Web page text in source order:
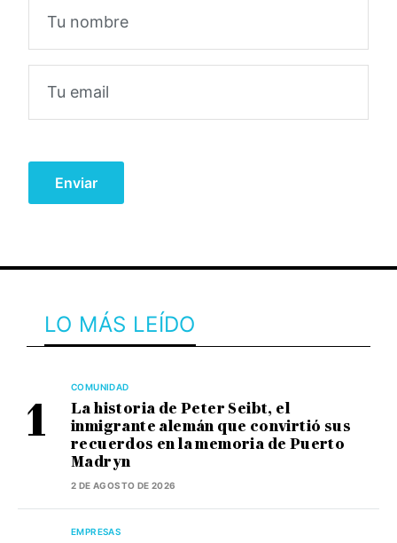
LO MÁS LEÍDO
COMUNIDAD
La historia de Peter Seibt, el
inmigrante alemán que convirtió sus
recuerdos en la memoria de Puerto
Madryn
2 DE AGOSTO DE 2026
EMPRESAS